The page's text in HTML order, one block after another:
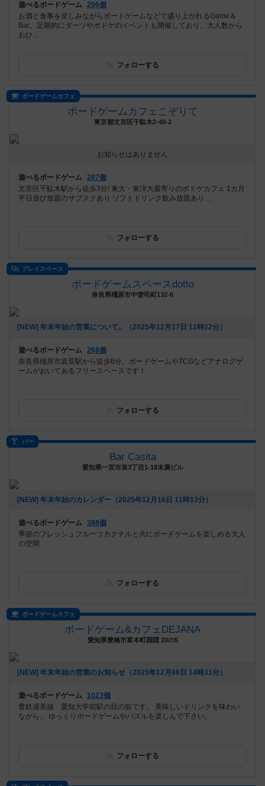
遊べるボードゲーム 206個
お酒と食事を楽しみながらボードゲームなどで盛り上がれるGame＆
Bar。定期的にダーツやボドゲのイベントも開催しており、大人数から
おひ...
フォローする
ボードゲームカフェ
ボードゲームカフェこぞりて
東京都文京区千駄木2-40-2
お知らせはありません
遊べるボードゲーム 287個
文京区千駄木駅から徒歩3分! 東大・東洋大最寄りのボドゲカフェ 1カ月
平日遊び放題のサブスクあり ソフトドリンク飲み放題あり ...
フォローする
プレイスペース
ボードゲームスペースdotto
奈良県橿原市中曽司町132-6
[NEW] 年末年始の営業について。（2025年12月17日 11時22分）
遊べるボードゲーム 268個
奈良県橿原市真菅駅から徒歩6分。ボードゲームやTCGなどアナログゲ
ームがおいてあるフリースペースです！
フォローする
バー
Bar Casita
愛知県一宮市泉3丁目1-18末廣ビル
[NEW] 年末年始のカレンダー（2025年12月16日 11時13分）
遊べるボードゲーム 388個
季節のフレッシュフルーツカクテルと共にボードゲームを楽しめる大人
の空間
フォローする
ボードゲームカフェ
ボードゲーム&カフェDEJANA
愛知県豊橋市富本町国隠 20の5
[NEW] 年末年始の営業のお知らせ（2025年12月06日 14時31分）
遊べるボードゲーム
1023個
豊鉄渥美線 愛知大学前駅の目の前です。 美味しいドリンクを味わい
ながら、 ゆっくりボードゲームやパズルを楽しんで下さい。
フォローする